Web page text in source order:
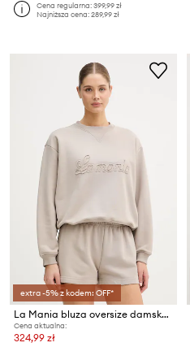
Cena regularna:399,99 zł
Najniższa cena:289,99 zł
extra -5% z kodem: OFF*
La Mania bluza oversize damska z bawełny
Cena aktualna:
324,99 zł